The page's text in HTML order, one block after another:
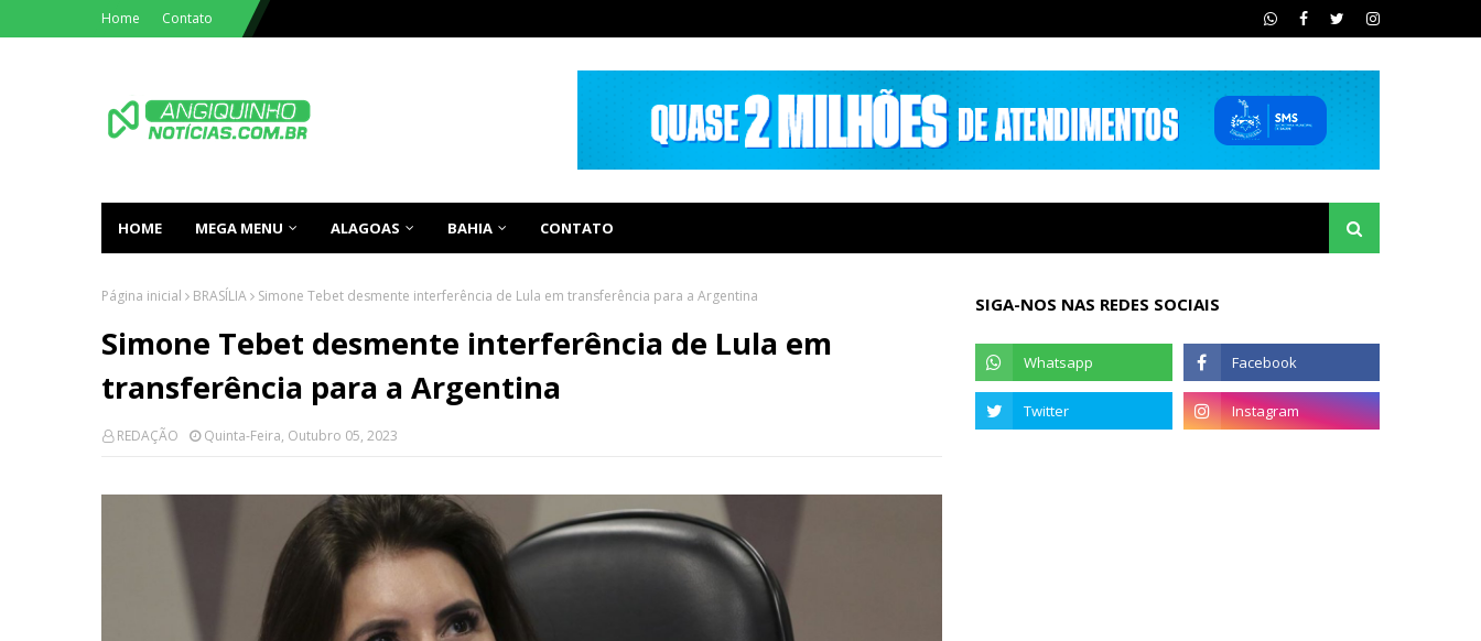
Home Contato
HOME MEGA MENU ALAGOAS BAHIA CONTATO
Página inicial BRASÍLIA Simone Tebet desmente interferência de Lula em transferência para a Argentina
Simone Tebet desmente interferência de Lula em
transferência para a Argentina
REDAÇÃO Quinta-Feira, Outubro 05, 2023
SIGA-NOS NAS REDES SOCIAIS